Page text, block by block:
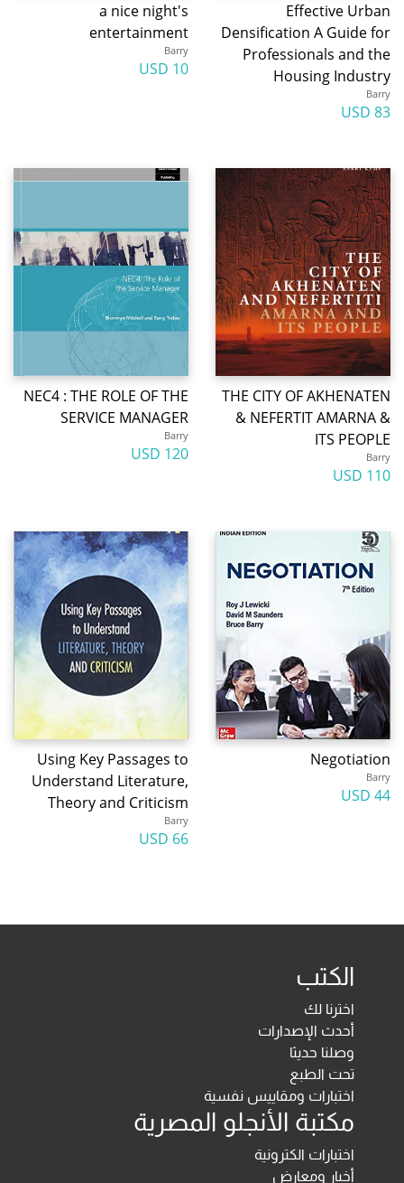
Effective Urban
Densification A Guide for
Professionals and the
Housing Industry
Barry
83 USD
a nice night's
entertainment
Barry
10 USD
THE CITY OF AKHENATEN
& NEFERTIT AMARNA &
ITS PEOPLE
Barry
110 USD
NEC4 : THE ROLE OF THE
SERVICE MANAGER
Barry
120 USD
Negotiation
Barry
44 USD
Using Key Passages to
Understand Literature,
Theory and Criticism
Barry
66 USD
الكتب
اخترنا لك
أحدث الإصدارات
وصلنا حديثا
تحت الطبع
اختبارات ومقاييس نفسية
مكتبة الأنجلو المصرية
اختبارات الكترونية
أخبار ومعارض